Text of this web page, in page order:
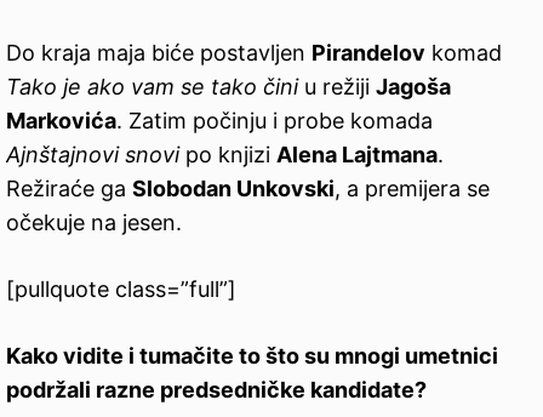
Do kraja maja biće postavljen Pirandelov komad
Tako je ako vam se tako činiu režiji Jagoša
Markovića. Zatim počinju i probe komada
Ajnštajnovi snovipo knjizi Alena Lajtmana.
Režiraće ga Slobodan Unkovski, a premijera se
očekuje na jesen.
[pullquote class=”full”]
Kako vidite i tumačite to što su mnogi umetnici
podržali razne predsedničke kandidate?